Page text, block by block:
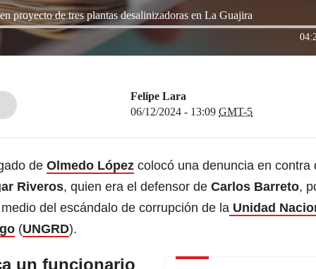
proyecto de tres plantas desalinizadoras en La Guajira
Felipe Lara
06/12/2024 - 13:09 GMT-5
de Olmedo López colocó una denuncia en contra
Riveros, quien era el defensor de Carlos Barreto,
del escándalo de corrupción de la Unidad
(UNGRD).
un funcionario